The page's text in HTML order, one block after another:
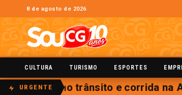
8 de agosto de 2026
CULTURA TURISMO ESPORTES
URGENTEno trânsito e corrida na